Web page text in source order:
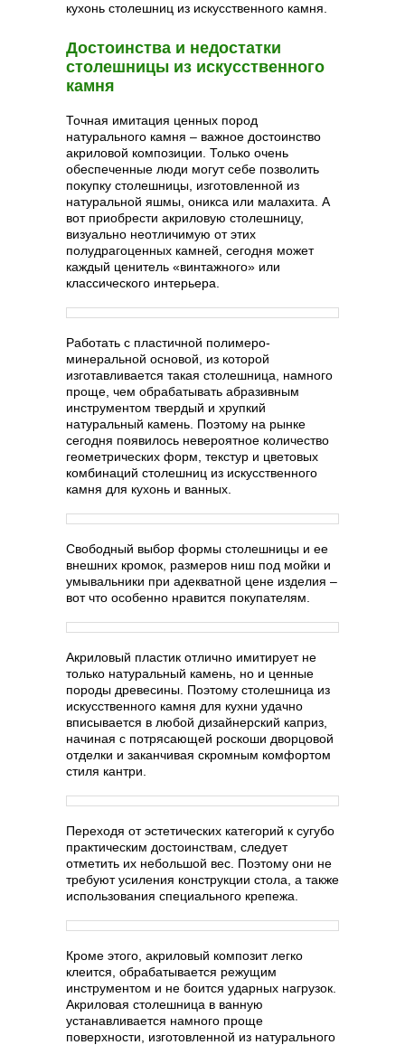
кухонь столешниц из искусственного камня.
Достоинства и недостатки
столешницы из искусственного
камня
Точная имитация ценных пород
натурального камня – важное достоинство
акриловой композиции. Только очень
обеспеченные люди могут себе позволить
покупку столешницы, изготовленной из
натуральной яшмы, оникса или малахита. А
вот приобрести акриловую столешницу,
визуально неотличимую от этих
полудрагоценных камней, сегодня может
каждый ценитель «винтажного» или
классического интерьера.
Работать с пластичной полимеро-
минеральной основой, из которой
изготавливается такая столешница, намного
проще, чем обрабатывать абразивным
инструментом твердый и хрупкий
натуральный камень. Поэтому на рынке
сегодня появилось невероятное количество
геометрических форм, текстур и цветовых
комбинаций столешниц из искусственного
камня для кухонь и ванных.
Свободный выбор формы столешницы и ее
внешних кромок, размеров ниш под мойки и
умывальники при адекватной цене изделия –
вот что особенно нравится покупателям.
Акриловый пластик отлично имитирует не
только натуральный камень, но и ценные
породы древесины. Поэтому столешница из
искусственного камня для кухни удачно
вписывается в любой дизайнерский каприз,
начиная с потрясающей роскоши дворцовой
отделки и заканчивая скромным комфортом
стиля кантри.
Переходя от эстетических категорий к сугубо
практическим достоинствам, следует
отметить их небольшой вес. Поэтому они не
требуют усиления конструкции стола, а также
использования специального крепежа.
Кроме этого, акриловый композит легко
клеится, обрабатывается режущим
инструментом и не боится ударных нагрузок.
Акриловая столешница в ванную
устанавливается намного проще
поверхности, изготовленной из натурального